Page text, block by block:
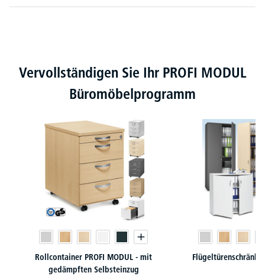
Produktgalerie überspringen
Vervollständigen Sie Ihr PROFI MODUL
Büromöbelprogramm
Rollcontainer PROFI MODUL - mit
gedämpften Selbsteinzug
Flügeltürenschränke